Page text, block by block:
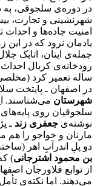
در دوره‌ی سلجوقی، به
شهرنشینی و تجارت،
امنیت جاده‌ها و
یادمان نرود که در این
جمله‌ی اینان، اتابک
رودخانه‌ی کربال
ساله تعمیر کرد
در اصفهان ـ پایتخت
شهرستان می‌شناسند.
نوشته‌ی جعفری زند ـ
مارنان و خواجو را هم
دو پلِ اندرآبِ اهر
بن محمود اشترجانی) که در 3
از توابع فلاورجان
می‌دهند. اما نکته‌ی